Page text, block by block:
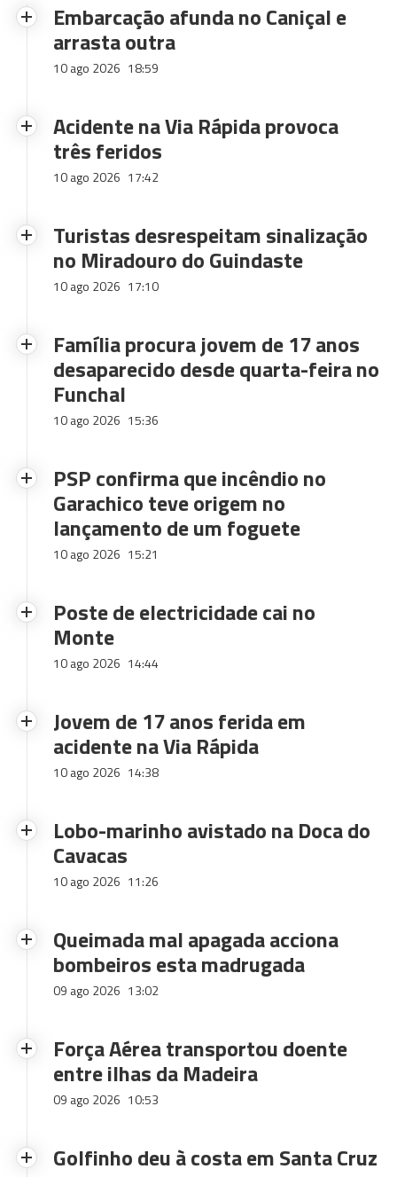
Embarcação afunda no Caniçal e
arrasta outra
10 ago 2026 18:59
Acidente na Via Rápida provoca
três feridos
10 ago 2026 17:42
Turistas desrespeitam sinalização
no Miradouro do Guindaste
10 ago 2026 17:10
Família procura jovem de 17 anos
desaparecido desde quarta-feira no
Funchal
10 ago 2026 15:36
PSP confirma que incêndio no
Garachico teve origem no
lançamento de um foguete
10 ago 2026 15:21
Poste de electricidade cai no
Monte
10 ago 2026 14:44
Jovem de 17 anos ferida em
acidente na Via Rápida
10 ago 2026 14:38
Lobo-marinho avistado na Doca do
Cavacas
10 ago 2026 11:26
Queimada mal apagada acciona
bombeiros esta madrugada
09 ago 2026 13:02
Força Aérea transportou doente
entre ilhas da Madeira
09 ago 2026 10:53
Golfinho deu à costa em Santa Cruz